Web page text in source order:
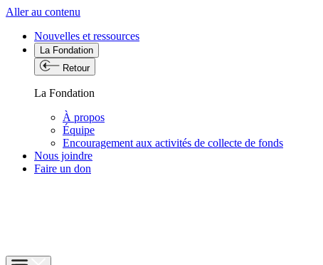
Aller au contenu
Nouvelles et ressources
La Fondation
Retour
La Fondation
À propos
Équipe
Encouragement aux activités de collecte de fonds
Nous joindre
Faire un don